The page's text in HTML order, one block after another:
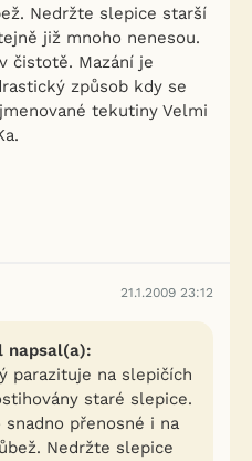
Nedržte slepice starší
již mnoho nenesou.
čistotě. Mazání je
způsob kdy se
tekutiny Velmi
21.1.2009 23:12
napsal(a):
parazituje na slepičích
staré slepice.
přenosné i na
Nedržte slepice